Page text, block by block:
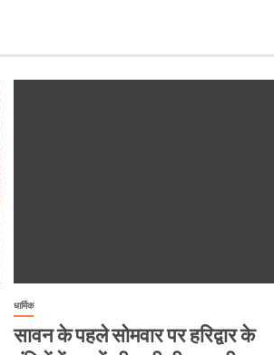
धार्मिक
सावन के पहले सोमवार पर हरिद्वार के